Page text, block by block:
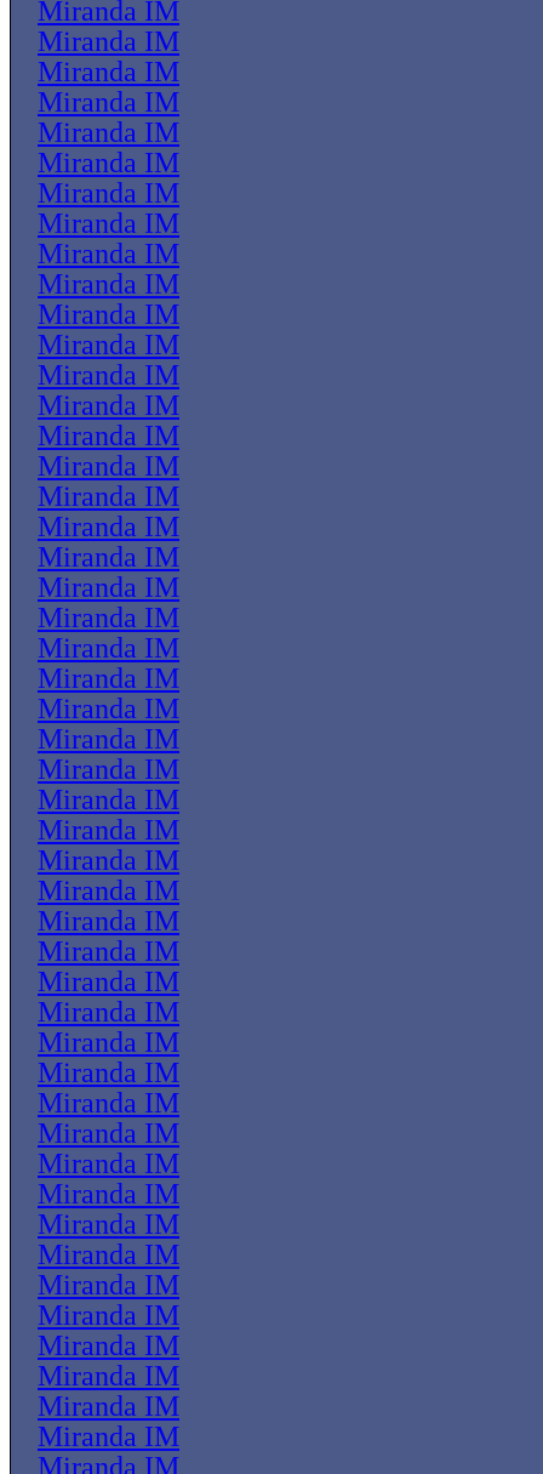
Miranda IM
Miranda IM
Miranda IM
Miranda IM
Miranda IM
Miranda IM
Miranda IM
Miranda IM
Miranda IM
Miranda IM
Miranda IM
Miranda IM
Miranda IM
Miranda IM
Miranda IM
Miranda IM
Miranda IM
Miranda IM
Miranda IM
Miranda IM
Miranda IM
Miranda IM
Miranda IM
Miranda IM
Miranda IM
Miranda IM
Miranda IM
Miranda IM
Miranda IM
Miranda IM
Miranda IM
Miranda IM
Miranda IM
Miranda IM
Miranda IM
Miranda IM
Miranda IM
Miranda IM
Miranda IM
Miranda IM
Miranda IM
Miranda IM
Miranda IM
Miranda IM
Miranda IM
Miranda IM
Miranda IM
Miranda IM
Miranda IM